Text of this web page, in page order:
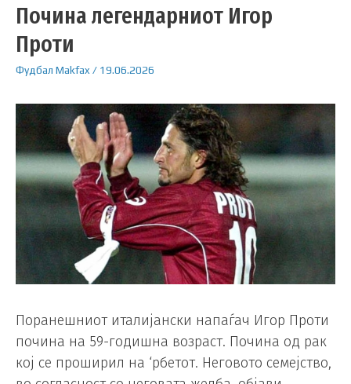
Почина легендарниот Игор
Проти
Фудбал Makfax / 19.06.2026
Поранешниот италијански напаѓач Игор Проти
почина на 59-годишна возраст. Почина од рак
кој се проширил на ‘рбетот. Неговото семејство,